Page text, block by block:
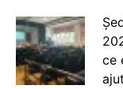
ce